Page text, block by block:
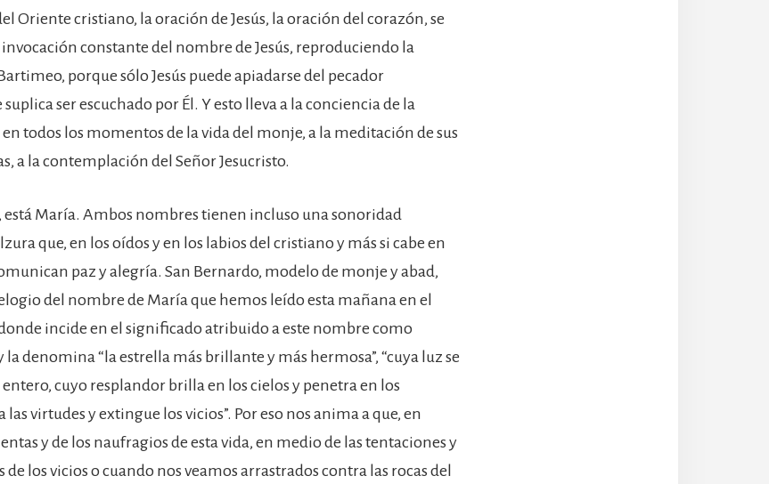
Oriente cristiano, la oración de Jesús, la oración del corazón, se
constante del nombre de Jesús, reproduciendo la
porque sólo Jesús puede apiadarse del pecador
ser escuchado por Él. Y esto lleva a la conciencia de la
en todos los momentos de la vida del monje, a la meditación de sus
a la contemplación del Señor Jesucristo.
está María. Ambos nombres tienen incluso una sonoridad
que, en los oídos y en los labios del cristiano y más si cabe en
paz y alegría. San Bernardo, modelo de monje y abad,
del nombre de María que hemos leído esta mañana en el
incide en el significado atribuido a este nombre como
la denomina “la estrella más brillante y más hermosa”, “cuya luz se
cuyo resplandor brilla en los cielos y penetra en los
las virtudes y extingue los vicios”. Por eso nos anima a que, en
y de los naufragios de esta vida, en medio de las tentaciones y
de los vicios o cuando nos veamos arrastrados contra las rocas del